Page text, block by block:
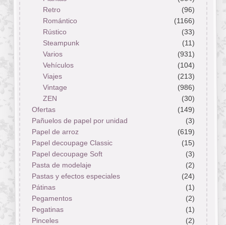
Retro
(96)
Romántico
(1166)
Rústico
(33)
Steampunk
(11)
Varios
(931)
Vehículos
(104)
Viajes
(213)
Vintage
(986)
ZEN
(30)
Ofertas
(149)
Pañuelos de papel por unidad
(3)
Papel de arroz
(619)
Papel decoupage Classic
(15)
Papel decoupage Soft
(3)
Pasta de modelaje
(2)
Pastas y efectos especiales
(24)
Pátinas
(1)
Pegamentos
(2)
Pegatinas
(1)
Pinceles
(2)